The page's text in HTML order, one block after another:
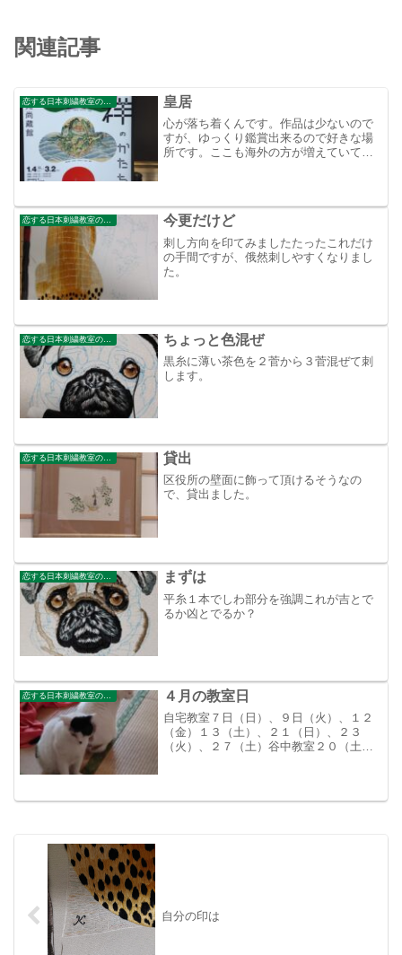
関連記事
皇居
心が落ち着くんです。作品は少ないので
すが、ゆっくり鑑賞出来るので好きな場
所です。ここも海外の方が増えていてび
恋する日本刺繍教室のブログ 今更だけど
刺し方向を印てみましたたったこれだけ
の手間ですが、俄然刺しやすくなりまし
た。
ちょっと色混ぜ
黒糸に薄い茶色を２菅から３菅混ぜて刺
します。
貸出
区役所の壁面に飾って頂けるそうなの
で、貸出ました。
恋する日本刺繍教室のブログ まずは
平糸１本でしわ部分を強調これが吉とで
るか凶とでるか？
４月の教室日
自宅教室７日（日）、９日（火）、１２
（金）１３（土）、２１（日）、２３
（火）、２７（土）谷中教室２０（土）
自分の印は